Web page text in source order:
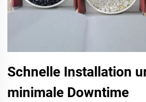
Schnelle Installation
minimale Downtime